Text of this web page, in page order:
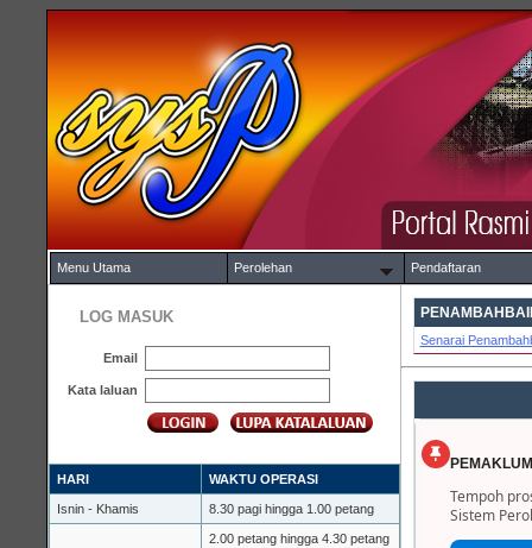
Menu Utama Perolehan Pendaftaran
LOG MASUK
Email
Kata laluan
HARI WAKTU OPERASI
Isnin - Khamis 8.30 pagi hingga 1.00 petang
2.00 petang hingga 4.30 petang
Senarai
Tempoh
Sistem